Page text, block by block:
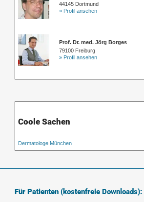
44145 Dortmund
» Profil ansehen
Prof. Dr. med. Jörg Borges
79100 Freiburg
» Profil ansehen
Coole Sachen
Dermatologe München
Für Patienten (kostenfreie Downloads):